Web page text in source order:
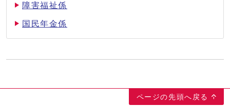
障害福祉係
国民年金係
ページの先頭へ戻る